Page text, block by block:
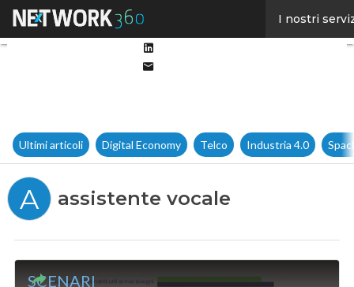
I nostri
Ultimi articoli Digital Economy Telco Industria 4.0
A assistente vocale
SCENARI